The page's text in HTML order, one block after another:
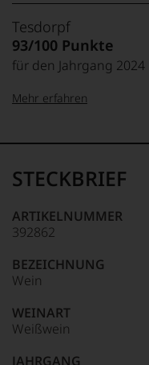
Tesdorpf
93/100 Punkte
für den Jahrgang 2024
95–98 Punkte:
90–94 Punkte:
Name
Tesdorpf
für
»Fine
für
die
edlen
Weine
der
Welt,
Mehr erfahren
STECKBRIEF
ARTIKELNUMMER
392862
BEZEICHNUNG
Wein
WEINART
Weißwein
JAHRGANG